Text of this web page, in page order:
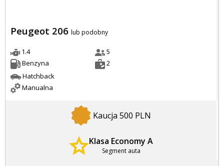
Peugeot 206 lub podobny
1.4
Benzyna
Hatchback
Manualna
5
2
Kaucja 500 PLN
Klasa Economy A
Segment auta